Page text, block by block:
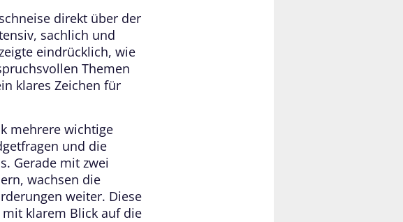
direkt über der
sachlich und
eindrücklich, wie
Themen
klares Zeichen für
mehrere wichtige
und die
Gerade mit zwei
wachsen die
weiter. Diese
klarem Blick auf die